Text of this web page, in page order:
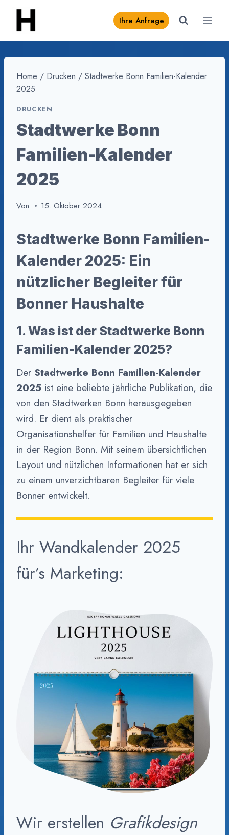
springen
Ihre Anfrage
Home / Drucken / Stadtwerke Bonn Familien-Kalender
2025
DRUCKEN
Stadtwerke Bonn
Familien-Kalender
2025
Von 15. Oktober 2024
Stadtwerke Bonn Familien-
Kalender 2025: Ein
nützlicher Begleiter für
Bonner Haushalte
1. Was ist der Stadtwerke Bonn
Familien-Kalender 2025?
Der Stadtwerke Bonn Familien-Kalender
2025 ist eine beliebte jährliche Publikation, die
von den Stadtwerken Bonn herausgegeben
wird. Er dient als praktischer
Organisationshelfer für Familien und Haushalte
in der Region Bonn. Mit seinem übersichtlichen
Layout und nützlichen Informationen hat er sich
zu einem unverzichtbaren Begleiter für viele
Bonner entwickelt.
Ihr Wandkalender 2025
für’s Marketing:
Wir erstellen Grafikdesign